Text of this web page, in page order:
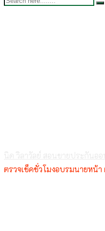
ตรวจเช็คชั่วโมงอบรมนายหน้